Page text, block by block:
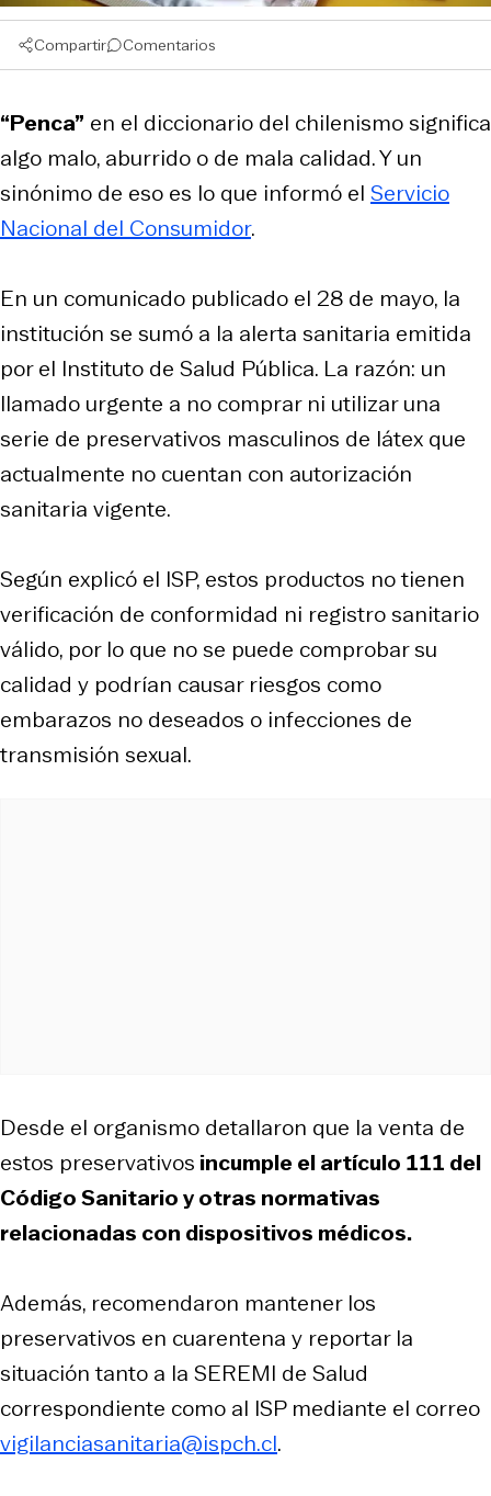
Compartir Comentarios
“Penca” en el diccionario del chilenismo significa
algo malo, aburrido o de mala calidad. Y un
sinónimo de eso es lo que informó el Servicio
Nacional del Consumidor.
En un comunicado publicado el 28 de mayo, la
institución se sumó a la alerta sanitaria emitida
por el Instituto de Salud Pública. La razón: un
llamado urgente a no comprar ni utilizar una
serie de preservativos masculinos de látex que
actualmente no cuentan con autorización
sanitaria vigente.
Según explicó el ISP, estos productos no tienen
verificación de conformidad ni registro sanitario
válido, por lo que no se puede comprobar su
calidad y podrían causar riesgos como
embarazos no deseados o infecciones de
transmisión sexual.
Desde el organismo detallaron que la venta de
estos preservativos incumple el artículo 111 del
Código Sanitario y otras normativas
relacionadas con dispositivos médicos.
Además, recomendaron mantener los
preservativos en cuarentena y reportar la
situación tanto a la SEREMI de Salud
correspondiente como al ISP mediante el correo
vigilanciasanitaria@ispch.cl.